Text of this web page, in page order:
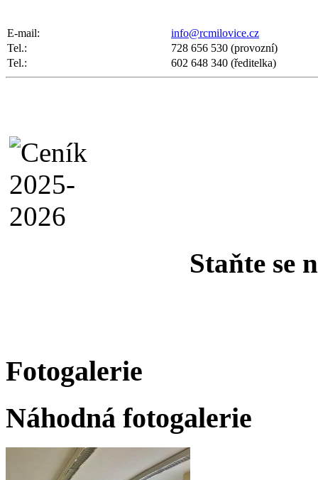
E-mail:
info@rcmilovice.cz
Tel.:
728 656 530 (provozní)
Tel.:
602 648 340 (ředitelka)
Staňte se
Fotogalerie
Náhodná fotogalerie